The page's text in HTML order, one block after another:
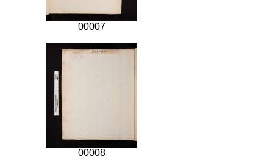
00007
00008